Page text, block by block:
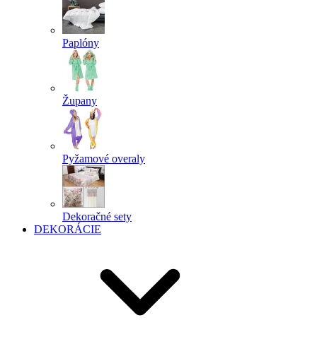
Paplóny
Župany
Pyžamové overaly
Dekoračné sety
DEKORÁCIE